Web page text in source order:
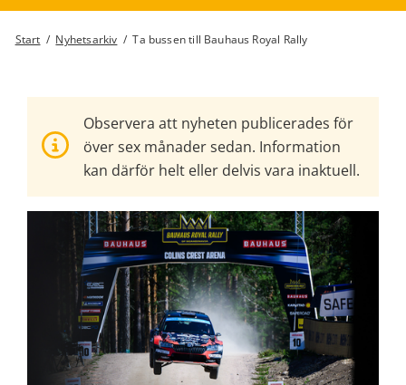
Start / Nyhetsarkiv / Ta bussen till Bauhaus Royal Rally
Observera att nyheten publicerades för
över sex månader sedan. Information
kan därför helt eller delvis vara inaktuell.